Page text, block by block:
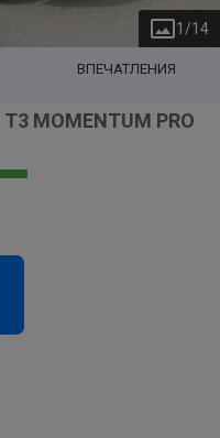
1 /14
ВПЕЧАТЛЕНИЯ
MOMENTUM PRO